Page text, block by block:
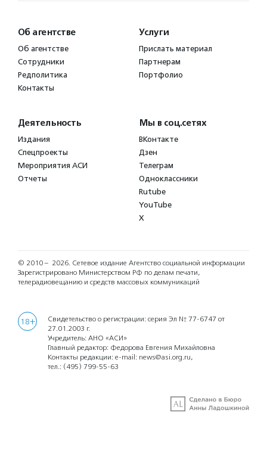
Об агентстве
Об агентстве
Сотрудники
Редполитика
Контакты
Услуги
Прислать материал
Партнерам
Портфолио
Деятельность
Издания
Спецпроекты
Мероприятия АСИ
Отчеты
Мы в соц.сетях
ВКонтакте
Дзен
Телеграм
Одноклассники
Rutube
YouTube
X
© 2010 – 2026. Сетевое издание Агентство социальной информации
Зарегистрировано Министерством РФ по делам печати,
телерадиовещанию и средств массовых коммуникаций
18+
Свидетельство о регистрации: серия Эл № 77-6747 от
27.01.2003 г.
Учредитель: АНО «АСИ»
Главный редактор: Федорова Евгения Михайловна
Контакты редакции: e-mail: news@asi.org.ru,
тел.: (495) 799-55-63